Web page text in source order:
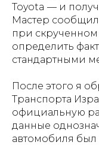
Toyota — и
Мастер
при
определить
стандартными
После этого я
Транспорта
официальную
данные
автомобиля был